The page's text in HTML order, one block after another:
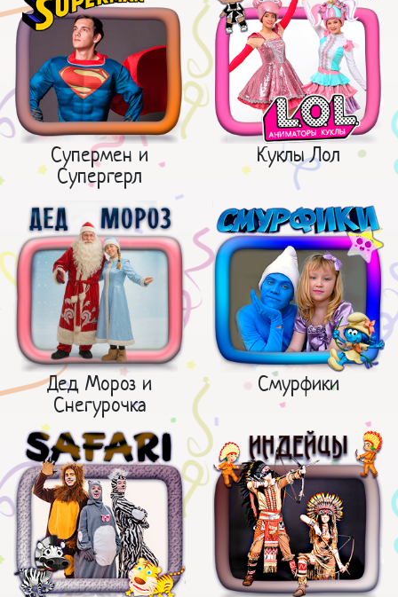
Супермен и
Супергерл
Куклы Лол
Дед Мороз и
Снегурочка
Смурфики